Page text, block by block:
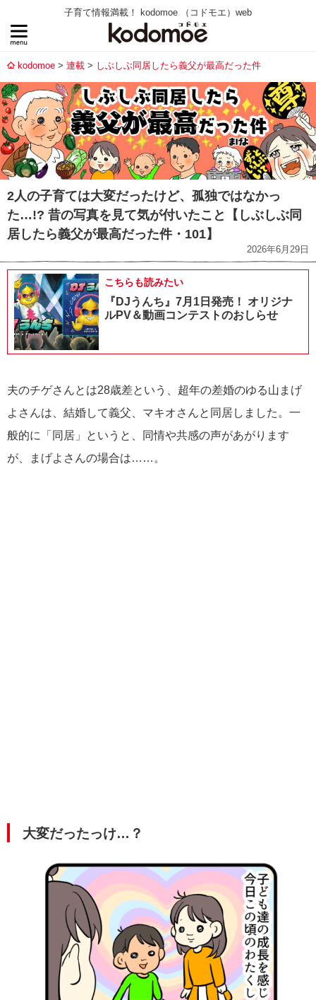
子育て情報満載！ kodomoe （コドモエ）web
kodomoe 連載 しぶしぶ同居したら義父が最高だった件
2人の子育ては大変だったけど、孤独ではなかっ
た…!? 昔の写真を見て気が付いたこと【しぶしぶ同
居したら義父が最高だった件・101】
2026年6月29日
こちらも読みたい
『DJうんち』7月1日発売！ オリジナ
ルPV＆動画コンテストのおしらせ
夫のチゲさんとは28歳差という、超年の差婚のゆる山まげ
よさんは、結婚して義父、マキオさんと同居しました。一
般的に「同居」というと、同情や共感の声があがります
が、まげよさんの場合は……。
大変だったっけ…？